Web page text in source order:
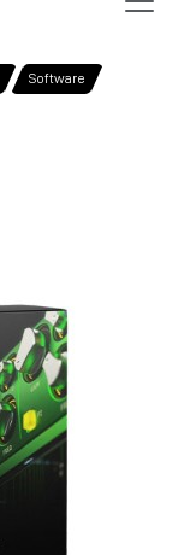
Software